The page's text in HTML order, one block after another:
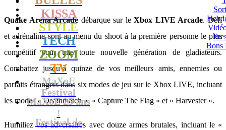
KISSA
STYLE
TECH
ZOOM
TV
MaXoE
Festival
MaXoE 25 ans
!
Festival de
Bons
Quake Arena Arcade débarque sur leXbox LIVE Arcade. Défi
et adrénaline sont au menu du shoot à la première personne le plus
compétitif pour une toute nouvelle génération de gladiateurs.
Combattez jusqu’à quinze de vos meilleurs amis, ennemies ou
parfaits étrangers dans six modes de jeu sur le Xbox LIVE, incluant
les modes « Deathmatch », « Capture The Flag » et « Harvester ».
Humiliez vos adversaires avec douze armes brutales, incluant le «